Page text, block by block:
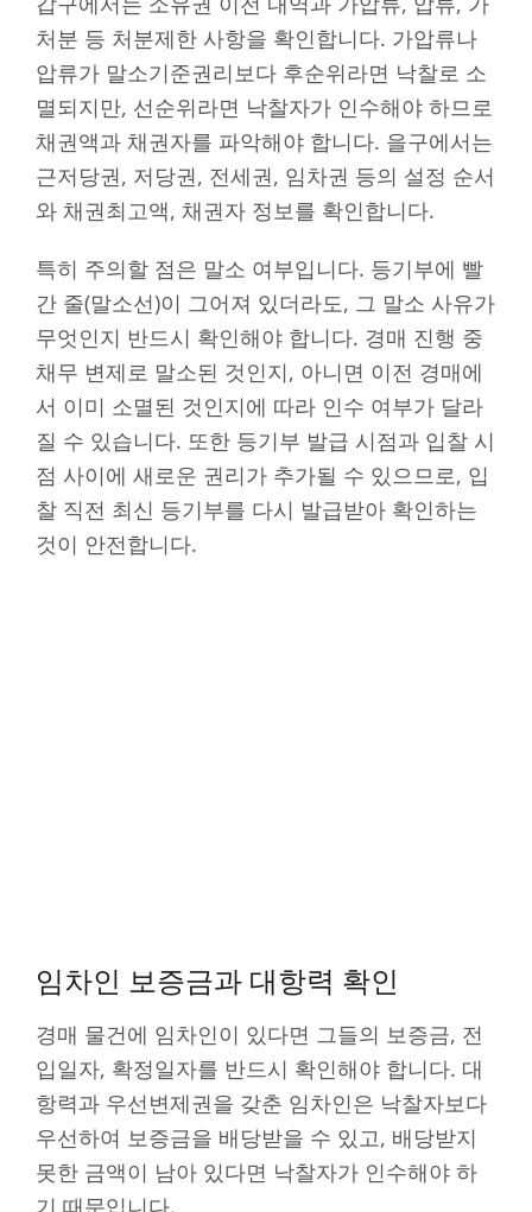
처분 등 처분제한 사항을 확인합니다. 가압류나
압류가 말소기준권리보다 후순위라면 낙찰로 소
멸되지만, 선순위라면 낙찰자가 인수해야 하므로
채권액과 채권자를 파악해야 합니다. 을구에서는
근저당권, 저당권, 전세권, 임차권 등의 설정 순서
와 채권최고액, 채권자 정보를 확인합니다.
특히 주의할 점은 말소 여부입니다. 등기부에 빨
간 줄(말소선)이 그어져 있더라도, 그 말소 사유가
무엇인지 반드시 확인해야 합니다. 경매 진행 중
채무 변제로 말소된 것인지, 아니면 이전 경매에
서 이미 소멸된 것인지에 따라 인수 여부가 달라
질 수 있습니다. 또한 등기부 발급 시점과 입찰 시
점 사이에 새로운 권리가 추가될 수 있으므로, 입
찰 직전 최신 등기부를 다시 발급받아 확인하는
것이 안전합니다.
임차인 보증금과 대항력 확인
경매 물건에 임차인이 있다면 그들의 보증금, 전
입일자, 확정일자를 반드시 확인해야 합니다. 대
항력과 우선변제권을 갖춘 임차인은 낙찰자보다
우선하여 보증금을 배당받을 수 있고, 배당받지
못한 금액이 남아 있다면 낙찰자가 인수해야 하
기 때문입니다.